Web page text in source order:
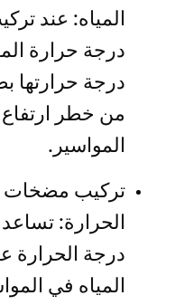
المياه: عند
درجة حرارة
درجة حرارتها
من خطر ارتفاع
المواسير.
تركيب مضخات
الحرارة:
درجة
المياه في